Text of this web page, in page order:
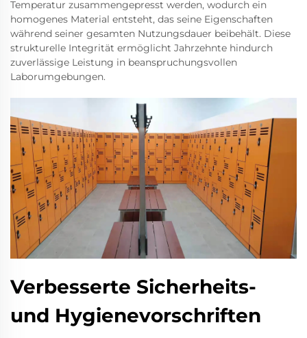
Temperatur zusammengepresst werden, wodurch ein
homogenes Material entsteht, das seine Eigenschaften
während seiner gesamten Nutzungsdauer beibehält. Diese
strukturelle Integrität ermöglicht Jahrzehnte hindurch
zuverlässige Leistung in beanspruchungsvollen
Laborumgebungen.
Verbesserte Sicherheits-
und Hygienevorschriften